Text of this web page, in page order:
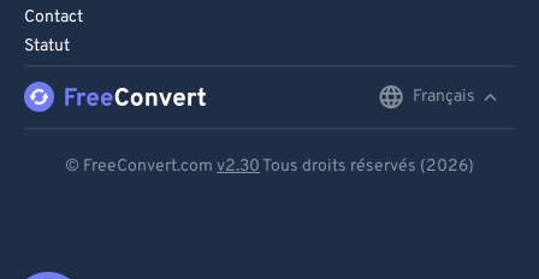
Contact
Statut
Français
© FreeConvert.com v2.30 Tous droits réservés (2026)